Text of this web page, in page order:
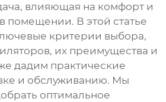
влияющая на комфорт и
в помещении. В этой статье
критерии выбора,
их преимущества и
дадим практические
и обслуживанию. Мы
оптимальное